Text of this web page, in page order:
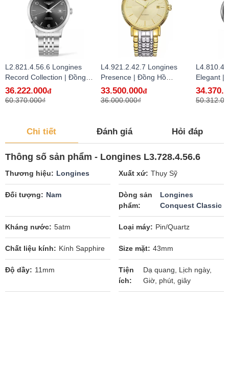
L2.821.4.56.6 Longines
Record Collection | Đồng
Hồ Longines Chính Hãng
Bán Lẻ Tại VN
36.222.000đ
60.370.000₫
L4.921.2.42.7 Longines
Presence | Đồng Hồ
Longines Chính Hãng Bán
Lẻ Tại VN
33.500.000đ
36.000.000₫
Elegant |
Longines
Lẻ Tại VN
Chi tiết Đánh giá Hỏi đáp
Thông số sản phẩm - Longines L3.728.4.56.6
Thương hiệu Longines Xuất xứ Thụy Sỹ
Đối tượng Nam
Dòng sản
phẩm
Longines
Conquest Classic
Kháng nước 5atm Loại máy Pin/Quartz
Chất liệu kính Kính Sapphire Size mặt 43mm
Độ dầy 11mm
Tiện
ích
Dạ quang, Lịch ngày,
Giờ, phút, giây